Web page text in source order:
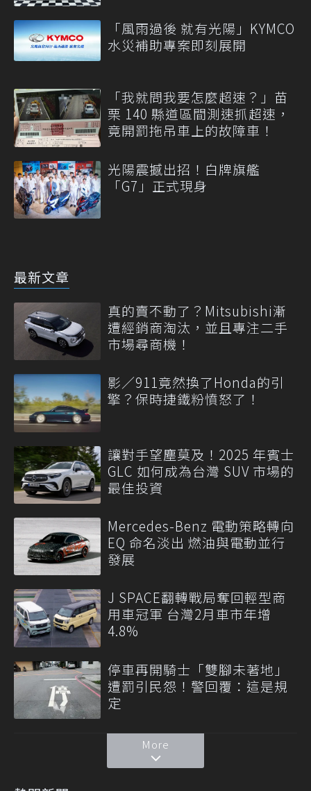
「風雨過後 就有光陽」KYMCO
水災補助專案即刻展開
「我就問我要怎麼超速？」苗
栗 140 縣道區間測速抓超速，
竟開罰拖吊車上的故障車！
光陽震撼出招！白牌旗艦
「G7」正式現身
最新文章
真的賣不動了？Mitsubishi漸
遭經銷商淘汰，並且專注二手
市場尋商機！
影／911竟然換了Honda的引
擎？保時捷鐵粉憤怒了！
讓對手望塵莫及！2025 年賓士
GLC 如何成為台灣 SUV 市場的
最佳投資
Mercedes-Benz 電動策略轉向
EQ 命名淡出 燃油與電動並行
發展
J SPACE翻轉戰局奪回輕型商
用車冠軍 台灣2月車市年增
4.8%
停車再開騎士「雙腳未著地」
遭罰引民怨！警回覆：這是規
定
More